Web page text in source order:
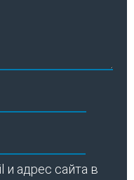
и адрес сайта в